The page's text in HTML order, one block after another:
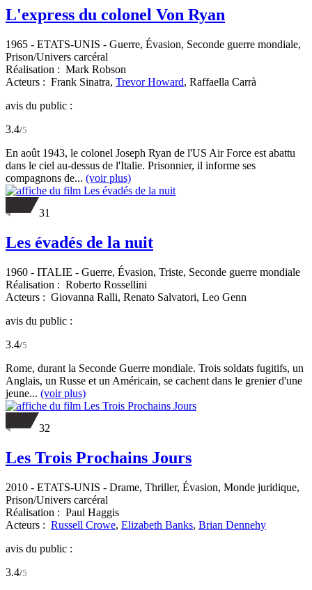
L'express du colonel Von Ryan
1965 - ETATS-UNIS - Guerre, Évasion, Seconde guerre mondiale,
Prison/Univers carcéral
Réalisation : Mark Robson
Acteurs : Frank Sinatra, Trevor Howard, Raffaella Carrà
avis du public :
3.4/5
En août 1943, le colonel Joseph Ryan de l'US Air Force est abattu
dans le ciel au-dessus de l'Italie. Prisonnier, il informe ses
compagnons de... (voir plus)
31
Les évadés de la nuit
1960 - ITALIE - Guerre, Évasion, Triste, Seconde guerre mondiale
Réalisation : Roberto Rossellini
Acteurs : Giovanna Ralli, Renato Salvatori, Leo Genn
avis du public :
3.4/5
Rome, durant la Seconde Guerre mondiale. Trois soldats fugitifs, un
Anglais, un Russe et un Américain, se cachent dans le grenier d'une
jeune... (voir plus)
32
Les Trois Prochains Jours
2010 - ETATS-UNIS - Drame, Thriller, Évasion, Monde juridique,
Prison/Univers carcéral
Réalisation : Paul Haggis
Acteurs : Russell Crowe, Elizabeth Banks, Brian Dennehy
avis du public :
3.4/5